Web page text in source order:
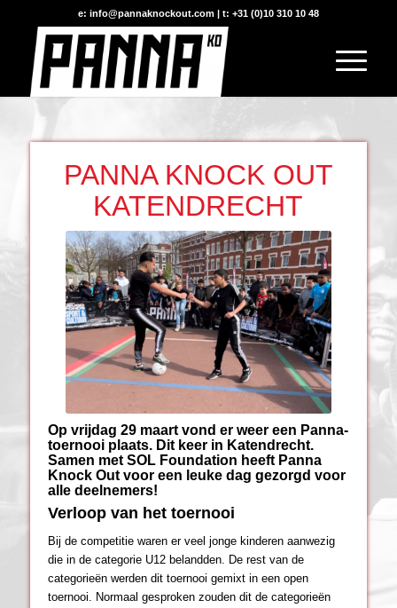
e: info@pannaknockout.com | t: +31 (0)10 310 10 48
PANNA KNOCK OUT
KATENDRECHT
Op vrijdag 29 maart vond er weer een Panna-
toernooi plaats. Dit keer in Katendrecht.
Samen met SOL Foundation heeft Panna
Knock Out voor een leuke dag gezorgd voor
alle deelnemers!
Verloop van het toernooi
Bij de competitie waren er veel jonge kinderen aanwezig
die in de categorie U12 belandden. De rest van de
categorieën werden dit toernooi gemixt in een open
toernooi. Normaal gesproken zouden dit de categorieën